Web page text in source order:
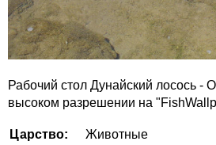
Рабочий стол Дунайский лосось -
высоком разрешении на
Царство:
Животные